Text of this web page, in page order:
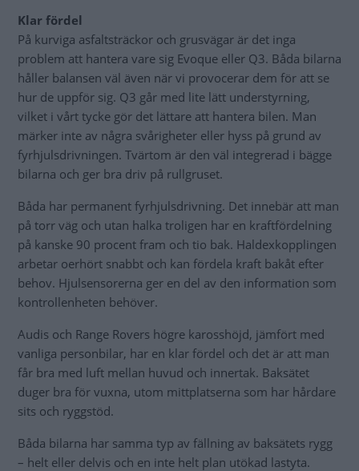
Klar fördel
På kurviga asfaltsträckor och grusvägar är det inga
problem att hantera vare sig Evoque eller Q3. Båda bilarna
håller balansen väl även när vi provocerar dem för att se
hur de uppför sig. Q3 går med lite lätt understyrning,
vilket i vårt tycke gör det lättare att hantera bilen. Man
märker inte av några svårigheter eller hyss på grund av
fyrhjulsdrivningen. Tvärtom är den väl integrerad i bägge
bilarna och ger bra driv på rullgruset.
Båda har permanent fyrhjulsdrivning. Det innebär att man
på torr väg och utan halka troligen har en kraftfördelning
på kanske 90 procent fram och tio bak. Haldexkopplingen
arbetar oerhört snabbt och kan fördela kraft bakåt efter
behov. Hjulsensorerna ger en del av den information som
kontrollenheten behöver.
Audis och Range Rovers högre karosshöjd, jämfört med
vanliga personbilar, har en klar fördel och det är att man
får bra med luft mellan huvud och innertak. Baksätet
duger bra för vuxna, utom mittplatserna som har hårdare
sits och ryggstöd.
Båda bilarna har samma typ av fällning av baksätets rygg
– helt eller delvis och en inte helt plan utökad lastyta.